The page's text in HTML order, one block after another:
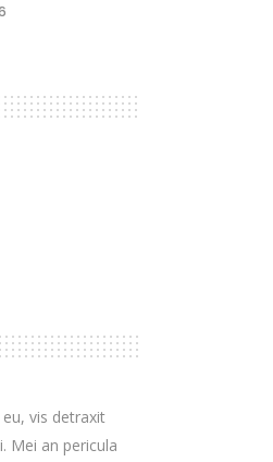
vis detraxit
Mei an pericula